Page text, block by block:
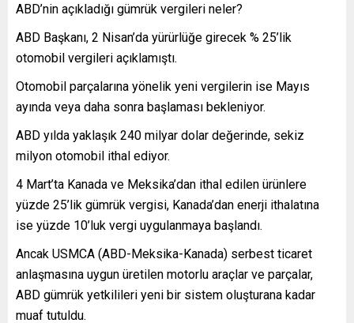
ABD’nin açıkladığı gümrük vergileri neler?
ABD Başkanı, 2 Nisan’da yürürlüğe girecek % 25’lik
otomobil vergileri açıklamıştı.
Otomobil parçalarına yönelik yeni vergilerin ise Mayıs
ayında veya daha sonra başlaması bekleniyor.
ABD yılda yaklaşık 240 milyar dolar değerinde, sekiz
milyon otomobil ithal ediyor.
4 Mart’ta Kanada ve Meksika’dan ithal edilen ürünlere
yüzde 25’lik gümrük vergisi, Kanada’dan enerji ithalatına
ise yüzde 10’luk vergi uygulanmaya başlandı.
Ancak USMCA (ABD-Meksika-Kanada) serbest ticaret
anlaşmasına uygun üretilen motorlu araçlar ve parçalar,
ABD gümrük yetkilileri yeni bir sistem oluşturana kadar
muaf tutuldu.